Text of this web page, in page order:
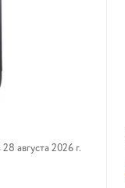
августа 2026 г.